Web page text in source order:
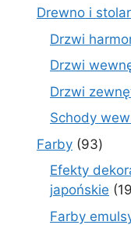
Drewno i
Drzwi
Drzwi
Drzwi
Schody
Farby 9393
Efekty
japońskie
19
Farby